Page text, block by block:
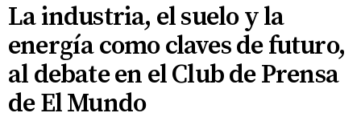
La industria, el suelo y la
energía como claves de futuro,
al debate en el Club de Prensa
de El Mundo